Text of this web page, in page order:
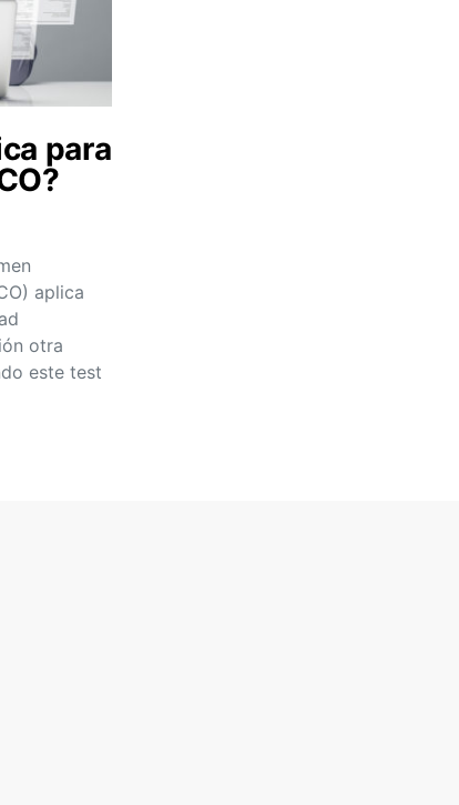
para
aplica
otra
este test